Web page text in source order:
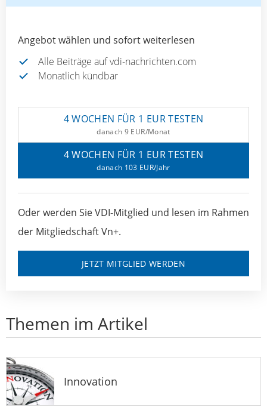
Angebot wählen und sofort weiterlesen
Alle Beiträge auf vdi-nachrichten.com
Monatlich kündbar
4 WOCHEN FÜR 1 EUR TESTEN
danach 9 EUR/Monat
4 WOCHEN FÜR 1 EUR TESTEN
danach 103 EUR/Jahr
Oder werden Sie VDI-Mitglied und lesen im Rahmen
der Mitgliedschaft Vn+.
JETZT MITGLIED WERDEN
Themen im Artikel
Innovation